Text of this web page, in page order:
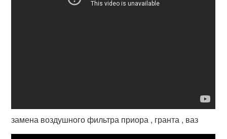
замена воздушного фильтра приора , гранта , ваз